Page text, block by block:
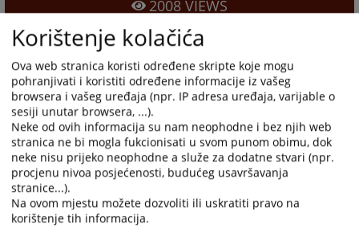
2008 VIEWS
Korištenje kolačića
Ova web stranica koristi određene skripte koje mogu
pohranjivati i koristiti određene informacije iz vašeg
browsera i vašeg uređaja (npr. IP adresa uređaja, varijable o
sesiji unutar browsera, ...).
Neke od ovih informacija su nam neophodne i bez njih web
stranica ne bi mogla fukcionisati u svom punom obimu, dok
neke nisu prijeko neophodne a služe za dodatne stvari (npr.
procjenu nivoa posjećenosti, budućeg usavršavanja
stranice...).
Na ovom mjestu možete dozvoliti ili uskratiti pravo na
korištenje tih informacija.